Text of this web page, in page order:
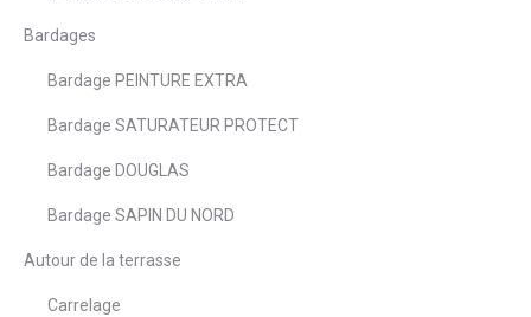
Bardages
Bardage PEINTURE EXTRA
Bardage SATURATEUR PROTECT
Bardage DOUGLAS
Bardage SAPIN DU NORD
Autour de la terrasse
Carrelage